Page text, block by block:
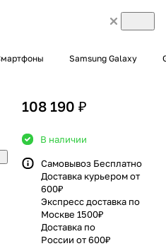
Samsung Galaxy
108 190 ₽
В наличии
Самовывоз Бесплатно
Доставка курьером от
600₽
Экспресс доставка по
Москве 1500₽
Доставка по
России от 600₽